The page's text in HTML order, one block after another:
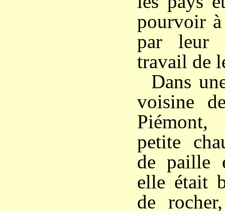
pourvoir à
par leur
travail de
Dans
voisine
petite
de paille
elle était
de